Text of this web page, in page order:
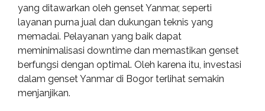
yang ditawarkan oleh genset Yanmar, seperti
layanan purna jual dan dukungan teknis yang
memadai. Pelayanan yang baik dapat
meminimalisasi downtime dan memastikan genset
berfungsi dengan optimal. Oleh karena itu, investasi
dalam genset Yanmar di Bogor terlihat semakin
menjanjikan.